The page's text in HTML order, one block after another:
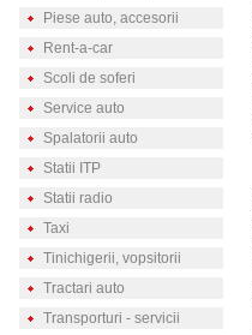
Piese auto, accesorii
Rent-a-car
Scoli de soferi
Service auto
Spalatorii auto
Statii ITP
Statii radio
Taxi
Tinichigerii, vopsitorii
Tractari auto
Transporturi - servicii